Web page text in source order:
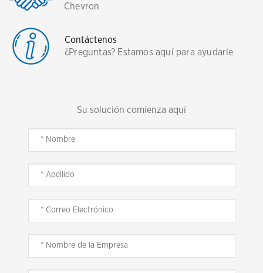
Chevron
Contáctenos
¿Preguntas? Estamos aquí para ayudarle
Su solución comienza aquí